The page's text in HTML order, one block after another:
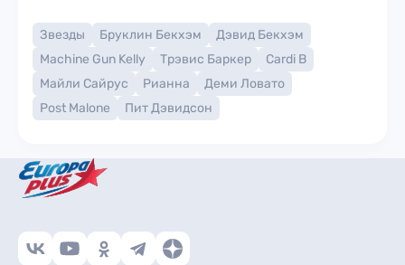
Звезды Бруклин Бекхэм
Дэвид Бекхэм
Machine Gun Kelly
Трэвис Баркер
Cardi B
Майли Сайрус
Рианна
Деми Ловато
Post Malone
Пит Дэвидсон